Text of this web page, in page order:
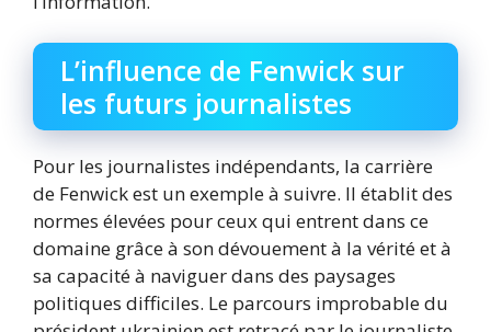
L’influence de Fenwick sur
les futurs journalistes
Pour les journalistes indépendants, la carrière
de Fenwick est un exemple à suivre. Il établit des
normes élevées pour ceux qui entrent dans ce
domaine grâce à son dévouement à la vérité et à
sa capacité à naviguer dans des paysages
politiques difficiles. Le parcours improbable du